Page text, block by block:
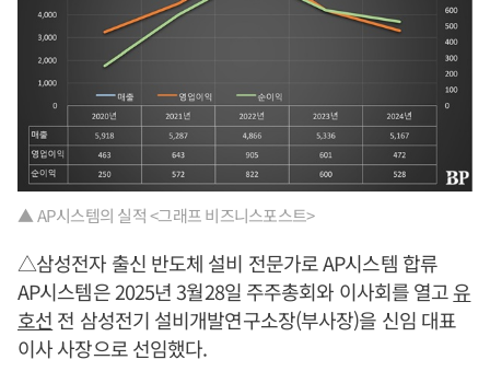
▲ AP시스템의 실적 <그래프 비즈니스포스트>
△삼성전자 출신 반도체 설비 전문가로 AP시스템 합류
AP시스템은 2025년 3월28일 주주총회와 이사회를 열고유
호선 전 삼성전기 설비개발연구소장(부사장)을 신임 대표
이사 사장으로 선임했다.